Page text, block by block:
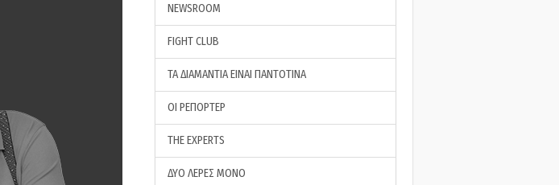
NEWSROOM
FIGHT CLUB
ΤΑ ΔΙΑΜΑΝΤΙΑ ΕΙΝΑΙ ΠΑΝΤΟΤΙΝΑ
ΟΙ ΡΕΠΟΡΤΕΡ
THE EXPERTS
ΔΥΟ ΛΕΡΕΣ ΜΟΝΟ